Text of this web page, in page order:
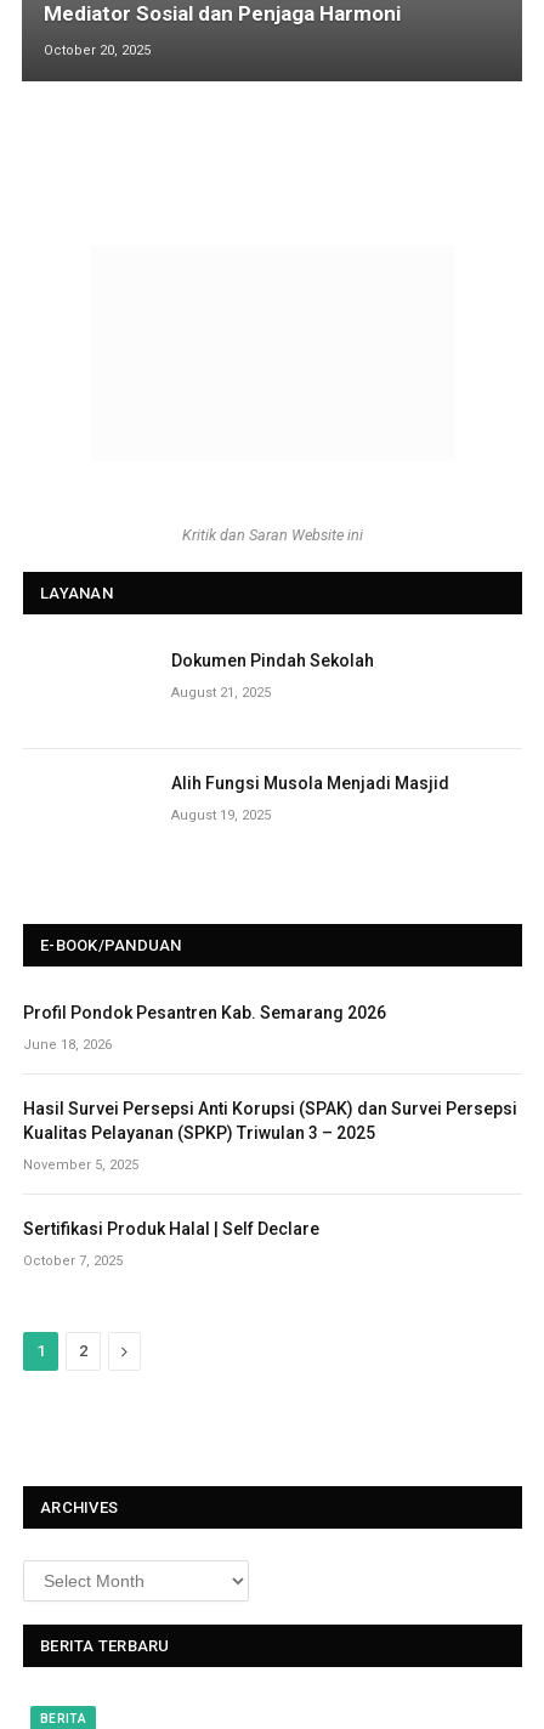
Mediator Sosial dan Penjaga Harmoni
October 20, 2025
Kritik dan Saran Website ini
LAYANAN
Dokumen Pindah Sekolah
August 21, 2025
Alih Fungsi Musola Menjadi Masjid
August 19, 2025
E-BOOK/PANDUAN
Profil Pondok Pesantren Kab. Semarang 2026
June 18, 2026
Hasil Survei Persepsi Anti Korupsi (SPAK) dan Survei Persepsi
Kualitas Pelayanan (SPKP) Triwulan 3 – 2025
November 5, 2025
Sertifikasi Produk Halal | Self Declare
October 7, 2025
1 2
N
ARCHIVES
BERITA TERBARU
BERITA